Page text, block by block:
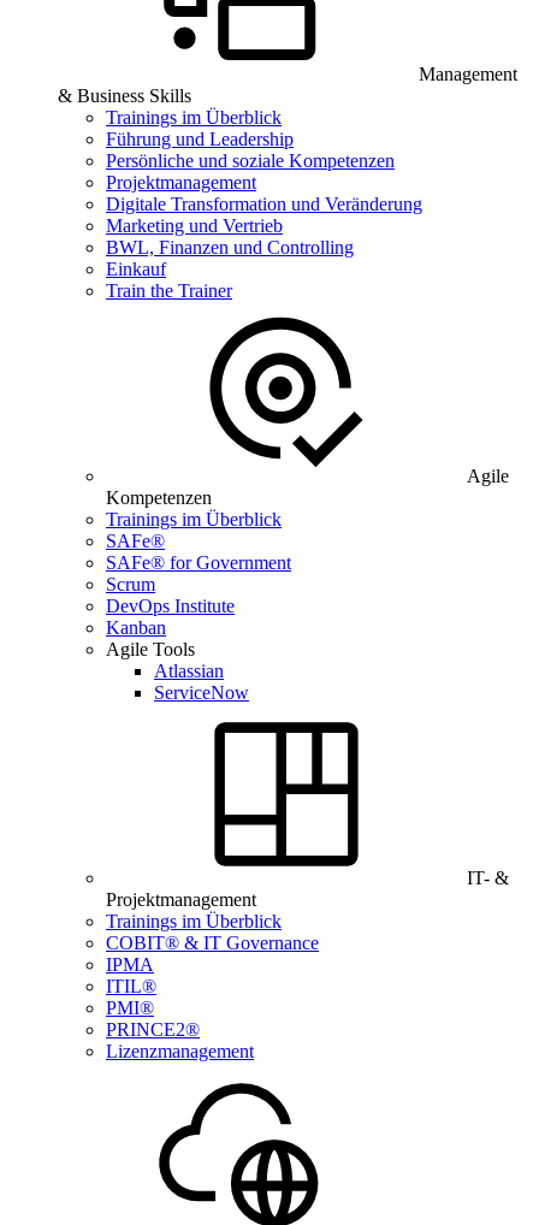
Management
& Business Skills
Trainings im Überblick
Führung und Leadership
Persönliche und soziale Kompetenzen
Projektmanagement
Digitale Transformation und Veränderung
Marketing und Vertrieb
BWL, Finanzen und Controlling
Einkauf
Train the Trainer
Agile
Kompetenzen
Trainings im Überblick
SAFe®
SAFe® for Government
Scrum
DevOps Institute
Kanban
Agile Tools
Atlassian
ServiceNow
IT- &
Projektmanagement
Trainings im Überblick
COBIT® & IT Governance
IPMA
ITIL®
PMI®
PRINCE2®
Lizenzmanagement